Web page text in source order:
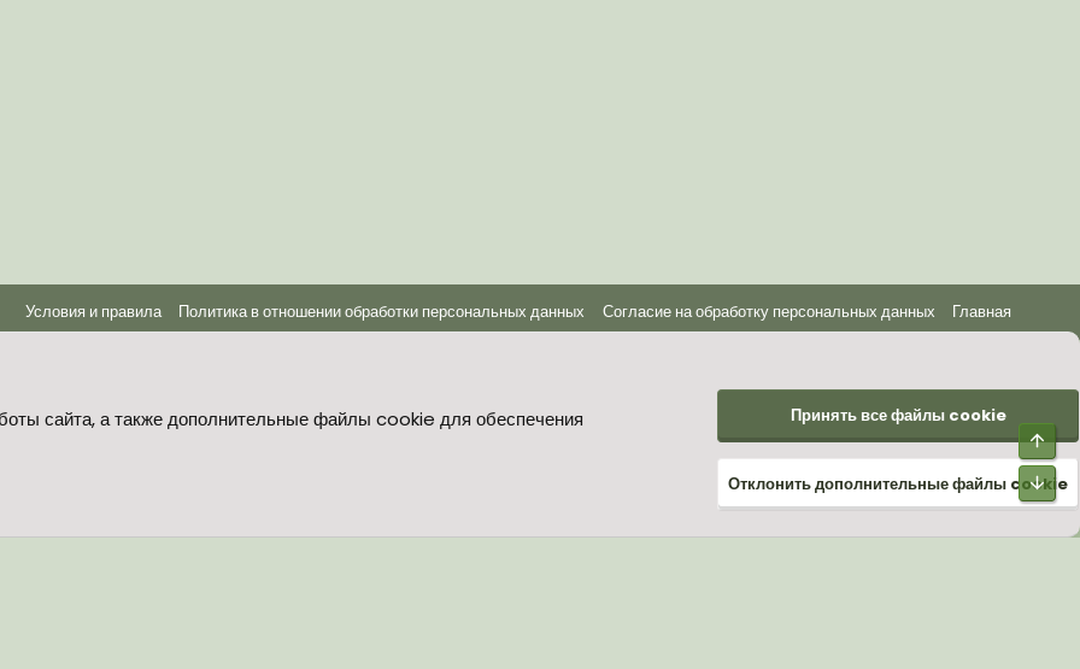
Условия и правила Политика в отношении обработки персональных данных Согласие на обработку персональных данных Главная
сайта, а также дополнительные файлы cookie для обеспечения
Принять все файлы cookie
Отклонить дополнительные файлы cookie
Верх
Низ